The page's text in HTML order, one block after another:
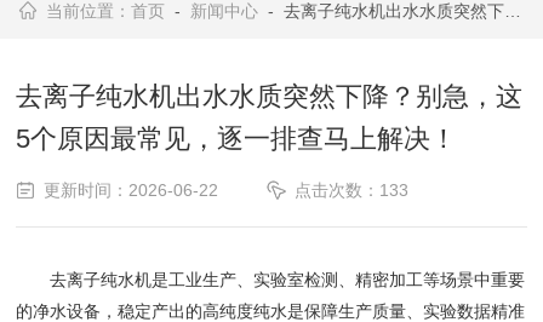
当前位置：首页 - 新闻中心 - 去离子纯水机出水水质突然下降？别急，这5个原因最常见，逐一排查马上解决！
去离子纯水机出水水质突然下降？别急，这
5个原因最常见，逐一排查马上解决！
更新时间：2026-06-22 点击次数：133
去离子纯水机是工业生产、实验室检测、精密加工等场景中重要
的净水设备，稳定产出的高纯度纯水是保障生产质量、实验数据精准